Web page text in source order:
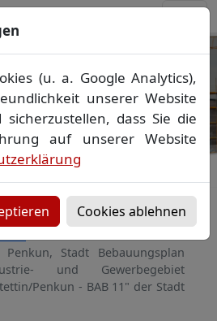
in
Vorpommern
Ihr Grundstück
▪Bauvermessung ▪
▪Amtliche Auskünfte und
Penkun, Stadt Bebauungsplan
und Gewerbegebiet
Penkun - BAB 11" der Stadt
(u. a. Google Analytics),
unserer Website
dass Sie die
auf unserer Website
Cookies ablehnen